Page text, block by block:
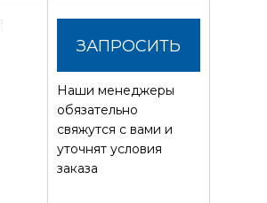
ЗАПРОСИТЬ
СТОИМОСТЬ
Наши менеджеры
обязательно
свяжутся с вами и
уточнят условия
заказа